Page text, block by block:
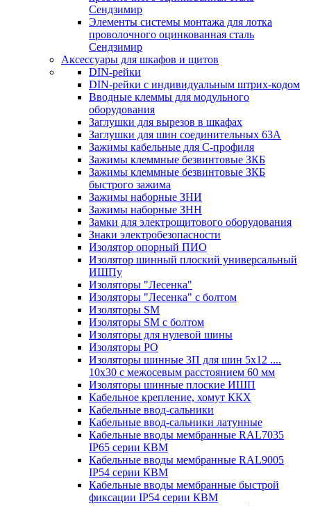
Сендзимир
Элементы системы монтажа для лотка
проволочного оцинкованная сталь
Сендзимир
Аксессуары для шкафов и щитов
DIN-рейки
DIN-рейки с индивидуальным штрих-кодом
Вводные клеммы для модульного
оборудования
Заглушки для вырезов в шкафах
Заглушки для шин соединительных 63А
Зажимы кабельные для С-профиля
Зажимы клеммные безвинтовые ЗКБ
Зажимы клеммные безвинтовые ЗКБ
быстрого зажима
Зажимы наборные ЗНИ
Зажимы наборные ЗНН
Замки для электрощитового оборудования
Знаки электробезопасности
Изолятор опорный ПИО
Изолятор шинный плоский универсальный
ИШПу
Изоляторы "Лесенка"
Изоляторы "Лесенка" с болтом
Изоляторы SM
Изоляторы SM c болтом
Изоляторы для нулевой шины
Изоляторы РО
Изоляторы шинные 3П для шин 5х12 ....
10х30 с межосевым расстоянием 60 мм
Изоляторы шинные плоские ИШП
Кабельное крепление, хомут ККХ
Кабельные ввод-сальники
Кабельные ввод-сальники латунные
Кабельные вводы мембранные RAL7035
IP65 серии КВМ
Кабельные вводы мембранные RAL9005
IP54 серии КВМ
Кабельные вводы мембранные быстрой
фиксации IP54 серии КВМ